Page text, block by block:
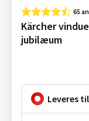
65
Kärcher
jubilæum
Leveres